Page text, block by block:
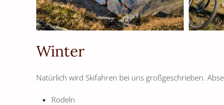
Winter
Natürlich wird Skifahren bei uns großgeschrieben.
Rodeln